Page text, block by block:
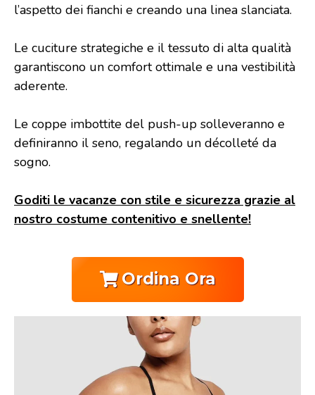
l’aspetto dei fianchi e creando una linea slanciata.
Le cuciture strategiche e il tessuto di alta qualità
garantiscono un comfort ottimale e una vestibilità
aderente.
Le coppe imbottite del push-up solleveranno e
definiranno il seno, regalando un décolleté da
sogno.
Goditi le vacanze con stile e sicurezza grazie al
nostro costume contenitivo e snellente!
Ordina Ora